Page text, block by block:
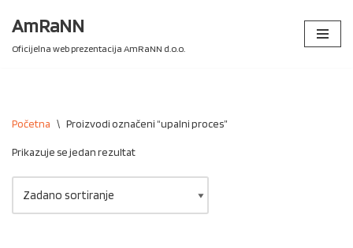
Skip
AmRaNN
Oficijelna web prezentacija AmRaNN d.o.o.
Početna \ Proizvodi označeni “upalni proces”
Prikazuje se jedan rezultat